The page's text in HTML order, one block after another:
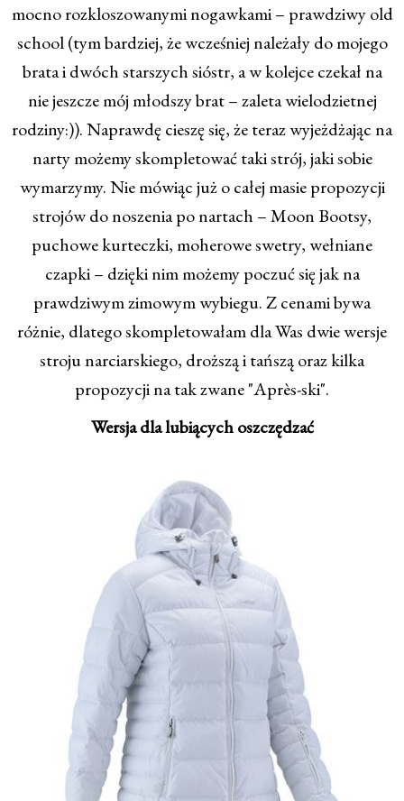
mocno rozkloszowanymi nogawkami – prawdziwy old
school (tym bardziej, że wcześniej należały do mojego
brata i dwóch starszych sióstr, a w kolejce czekał na
nie jeszcze mój młodszy brat – zaleta wielodzietnej
rodziny:)). Naprawdę cieszę się, że teraz wyjeżdżając na
narty możemy skompletować taki strój, jaki sobie
wymarzymy. Nie mówiąc już o całej masie propozycji
strojów do noszenia po nartach – Moon Bootsy,
puchowe kurteczki, moherowe swetry, wełniane
czapki – dzięki nim możemy poczuć się jak na
prawdziwym zimowym wybiegu. Z cenami bywa
różnie, dlatego skompletowałam dla Was dwie wersje
stroju narciarskiego, droższą i tańszą oraz kilka
propozycji na tak zwane "Après-ski".
Wersja dla lubiących oszczędzać